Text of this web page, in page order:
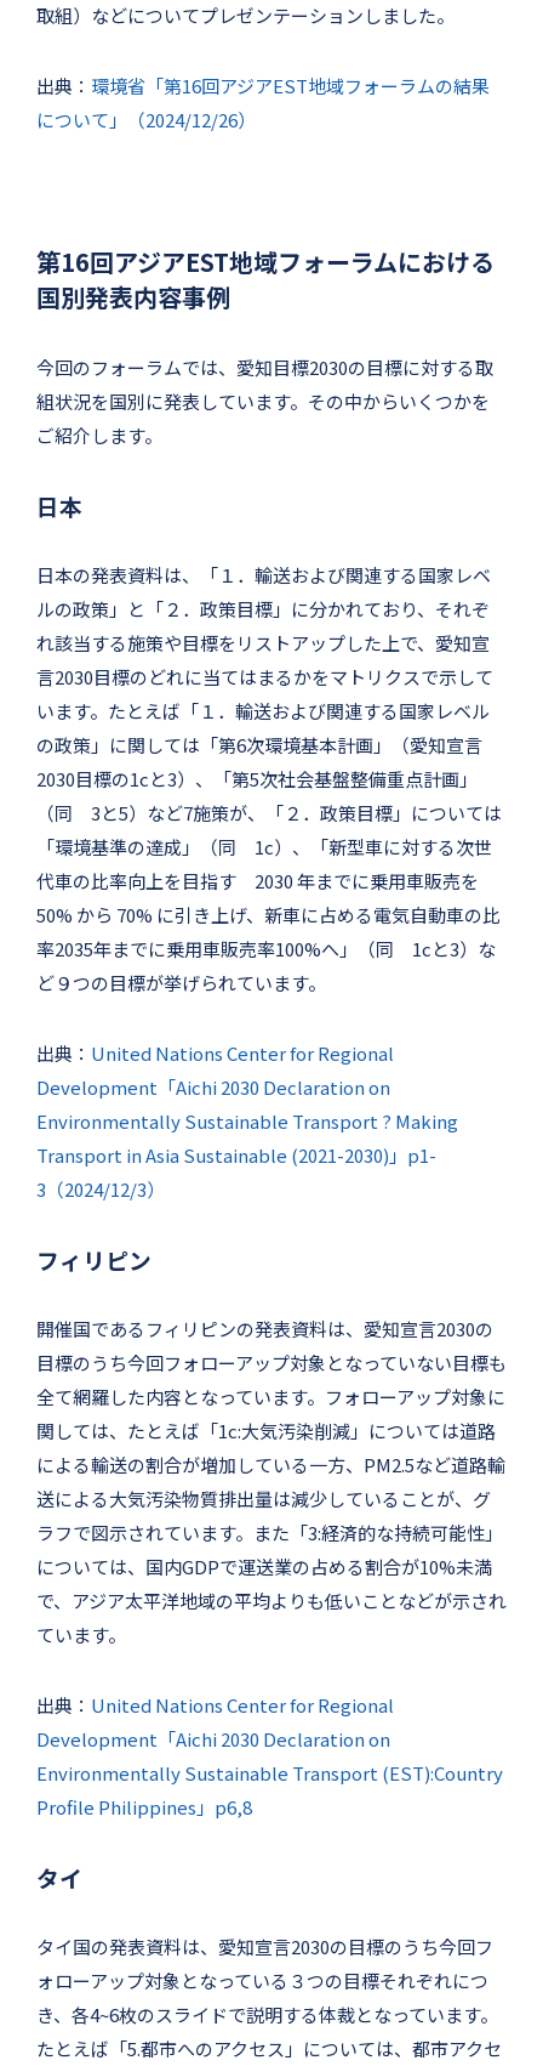
取組）などについてプレゼンテーションしました。
出典： 環境省「第16回アジアEST地域フォーラムの結果
について」（2024/12/26）
第16回アジアEST地域フォーラムにおける
国別発表内容事例
今回のフォーラムでは、愛知目標2030の目標に対する取
組状況を国別に発表しています。その中からいくつかを
ご紹介します。
日本
日本の発表資料は、「１．輸送および関連する国家レベ
ルの政策」と「２．政策目標」に分かれており、それぞ
れ該当する施策や目標をリストアップした上で、愛知宣
言2030目標のどれに当てはまるかをマトリクスで示して
います。たとえば「１．輸送および関連する国家レベル
の政策」に関しては「第6次環境基本計画」（愛知宣言
2030目標の1cと3）、「第5次社会基盤整備重点計画」
（同 3と5）など7施策が、「２．政策目標」については
「環境基準の達成」（同 1c）、「新型車に対する次世
代車の比率向上を目指す 2030 年までに乗用車販売を
50% から 70% に引き上げ、新車に占める電気自動車の比
率2035年までに乗用車販売率100%へ」（同 1cと3）な
ど９つの目標が挙げられています。
出典： United Nations Center for Regional
Development「Aichi 2030 Declaration on
Environmentally Sustainable Transport ? Making
Transport in Asia Sustainable (2021-2030)」p1-
3（2024/12/3）
フィリピン
開催国であるフィリピンの発表資料は、愛知宣言2030の
目標のうち今回フォローアップ対象となっていない目標も
全て網羅した内容となっています。フォローアップ対象に
関しては、たとえば「1c:大気汚染削減」については道路
による輸送の割合が増加している一方、PM2.5など道路輸
送による大気汚染物質排出量は減少していることが、グ
ラフで図示されています。また「3:経済的な持続可能性」
については、国内GDPで運送業の占める割合が10%未満
で、アジア太平洋地域の平均よりも低いことなどが示され
ています。
出典： United Nations Center for Regional
Development「Aichi 2030 Declaration on
Environmentally Sustainable Transport (EST):Country
Profile Philippines」p6,8
タイ
タイ国の発表資料は、愛知宣言2030の目標のうち今回フ
ォローアップ対象となっている３つの目標それぞれにつ
き、各4~6枚のスライドで説明する体裁となっています。
たとえば「5.都市へのアクセス」については、都市アクセ